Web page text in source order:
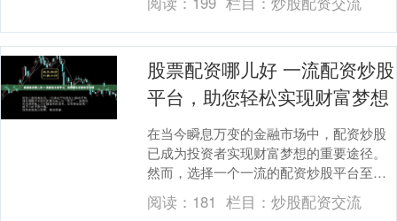
最重要的因....
股票配资哪儿好 一流配资炒股
平台，助您轻松实现财富梦想
在当今瞬息万变的金融市场中，配资炒股
已成为投资者实现财富梦想的重要途径。
然而，选择一个一流的配资炒股平台至关
重要，它可以为您提供安全、可靠和高效
的交易体验。 网....
阅读： 181 栏目： 炒股配资交流